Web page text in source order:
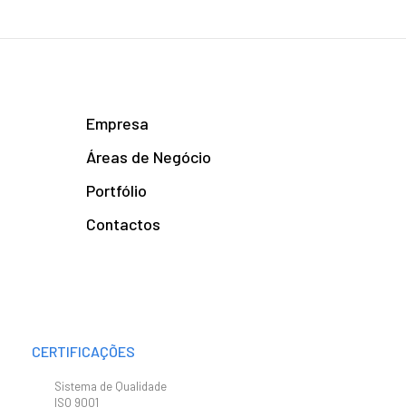
Empresa
Áreas de Negócio
Portfólio
Contactos
CERTIFICAÇÕES
Sistema de Qualidade
ISO 9001